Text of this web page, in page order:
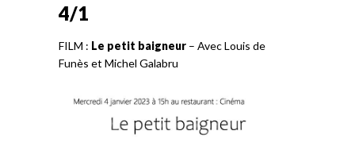
4/1
FILM : Le petit baigneur – Avec Louis de
Funès et Michel Galabru